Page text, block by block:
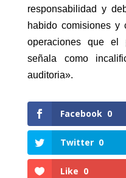
responsabilidad y
habido comisiones
operaciones que el
señala como
auditoria».
Facebook 0
Twitter 0
Like 0